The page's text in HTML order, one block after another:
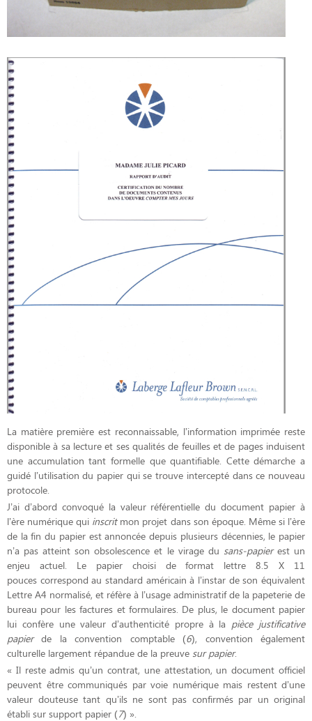
La matière première est reconnaissable, l’information imprimée reste
disponible à sa lecture et ses qualités de feuilles et de pages induisent
une accumulation tant formelle que quantifiable. Cette démarche a
guidé l’utilisation du papier qui se trouve intercepté dans ce nouveau
protocole.
J’ai d’abord convoqué la valeur référentielle du document papier à
l’ère numérique qui inscritmon projet dans son époque. Même si l’ère
de la fin du papier est annoncée depuis plusieurs décennies, le papier
n’a pas atteint son obsolescence et le virage du sans-papierest un
enjeu actuel. Le papier choisi de format lettre 8.5 X 11
pouces correspond au standard américain à l’instar de son équivalent
Lettre A4 normalisé, et réfère à l’usage administratif de la papeterie de
bureau pour les factures et formulaires. De plus, le document papier
lui confère une valeur d’authenticité propre à la pièce justificative
papierde la convention comptable (6), convention également
culturelle largement répandue de la preuve sur papier.
« Il reste admis qu’un contrat, une attestation, un document officiel
peuvent être communiqués par voie numérique mais restent d’une
valeur douteuse tant qu’ils ne sont pas confirmés par un original
établi sur support papier (7) ».